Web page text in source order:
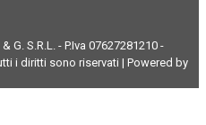
G. S.R.L. - P.Iva 07627281210 -
i diritti sono riservati | Powered by